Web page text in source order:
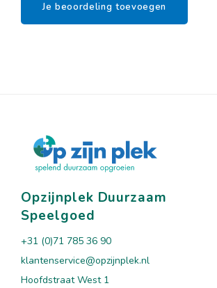
Je beoordeling toevoegen
Opzijnplek Duurzaam
Speelgoed
+31 (0)71 785 36 90
klantenservice@opzijnplek.nl
Hoofdstraat West 1